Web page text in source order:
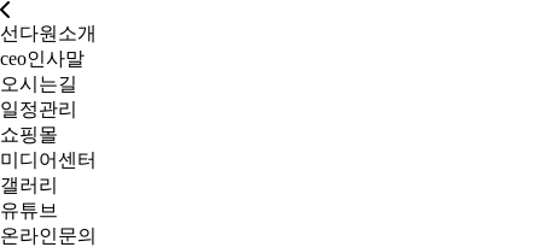
선다원소개
ceo인사말
오시는길
일정관리
쇼핑몰
미디어센터
갤러리
유튜브
온라인문의